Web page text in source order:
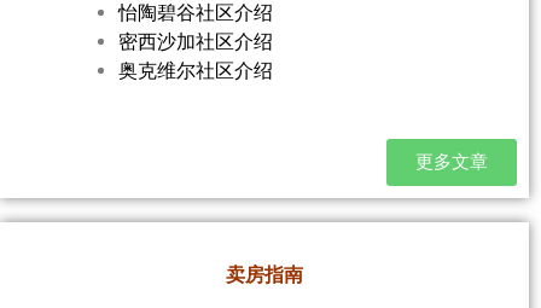
怡陶碧谷社区介绍
密西沙加社区介绍
奥克维尔社区介绍
更多文章
卖房指南